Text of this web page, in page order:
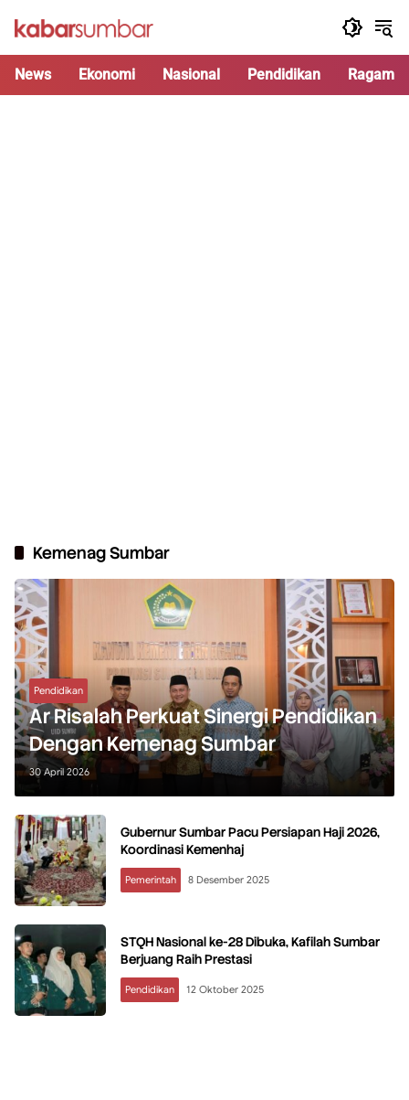
News Ekonomi Nasional Pendidikan Ragam
Kemenag Sumbar
Pendidikan
Ar Risalah Perkuat Sinergi Pendidikan
Dengan Kemenag Sumbar
30 April 2026
Gubernur Sumbar Pacu Persiapan Haji 2026,
Koordinasi Kemenhaj
Pemerintah 8 Desember 2025
STQH Nasional ke-28 Dibuka, Kafilah Sumbar
Berjuang Raih Prestasi
Pendidikan 12 Oktober 2025